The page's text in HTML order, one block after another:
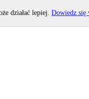
działać lepiej. Dowiedz się